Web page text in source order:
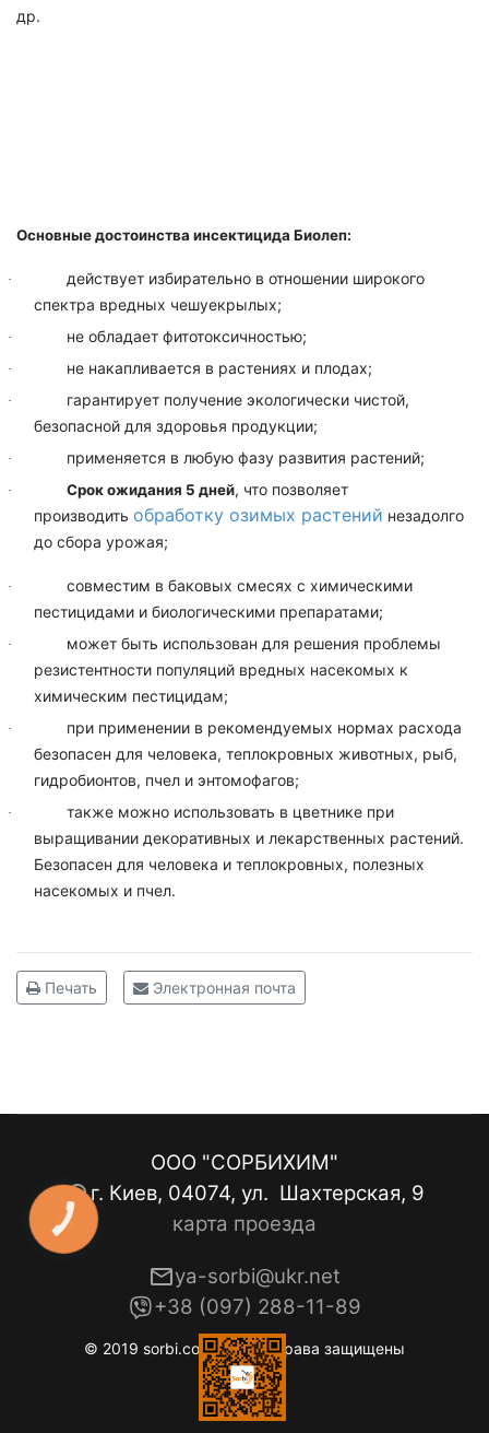
др.
Основные достоинства инсектицида Биолеп:
·
действует избирательно в отношении широкого
спектра вредных чешуекрылых;
· не обладает фитотоксичностью;
· не накапливается в растениях и плодах;
·
гарантирует получение экологически чистой,
безопасной для здоровья продукции;
· применяется в любую фазу развития растений;
· Срок ожидания 5 дней, что позволяет
производить обработку озимых растений незадолго
до сбора урожая;
·
совместим в баковых смесях с химическими
пестицидами и биологическими препаратами;
·
может быть использован для решения проблемы
резистентности популяций вредных насекомых к
химическим пестицидам;
·
при применении в рекомендуемых нормах расхода
безопасен для человека, теплокровных животных, рыб,
гидробионтов, пчел и энтомофагов;
·
также можно использовать в цветнике при
выращивании декоративных и лекарственных растений.
Безопасен для человека и теплокровных, полезных
насекомых и пчел.
Печать Электронная почта
ООО "СОРБИХИМ"
г. Киев, 04074, ул. Шахтерская, 9
карта проезда
© 2019 sorbi.com.ua. Все права защищены
ya-sorbi@ukr.net
+38 (097) 288-11-89
КНОПКА
ЗВ'ЯЗКУ